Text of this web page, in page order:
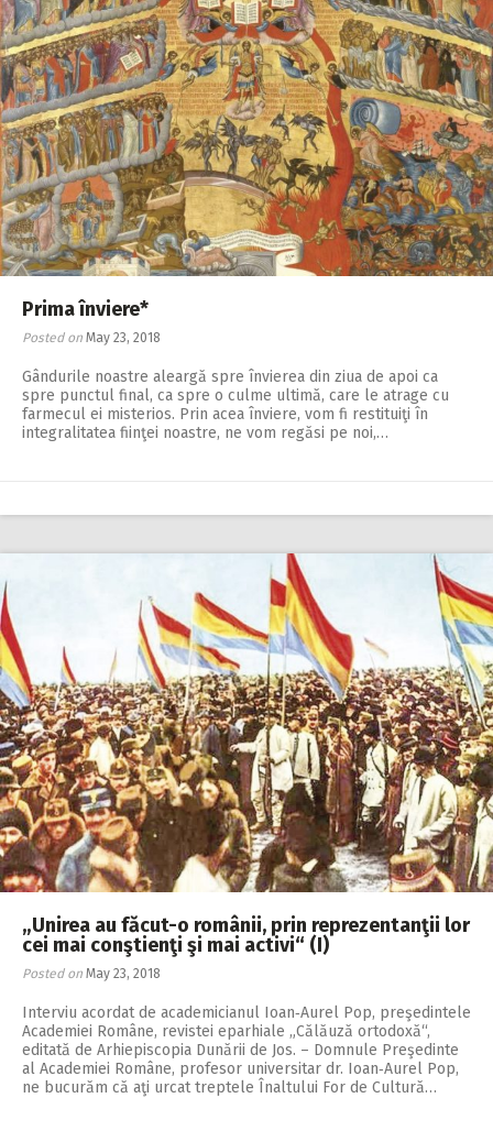
Prima înviere*
Posted on May 23, 2018
Gândurile noastre a­leargă spre învierea din ziua de apoi ca
spre punctul final, ca spre o culme ultimă, care le atrage cu
farmecul ei misterios. Prin acea înviere, vom fi restituiţi în
integralitatea fiinţei noastre, ne vom regăsi pe noi,…
„Unirea au făcut-o românii, prin reprezentanţii lor
cei mai conştienţi şi mai activi“ (I)
Posted on May 23, 2018
Interviu acordat de academicianul Ioan‑Aurel Pop, preşedintele
Academiei Române, revistei eparhiale „Călăuză ortodoxă“,
editată de Arhiepiscopia Dunării de Jos. – Domnule Preşedinte
al Academiei Române, profesor universitar dr. Ioan‑Aurel Pop,
ne bucurăm că aţi urcat treptele Înaltului For de Cultură…